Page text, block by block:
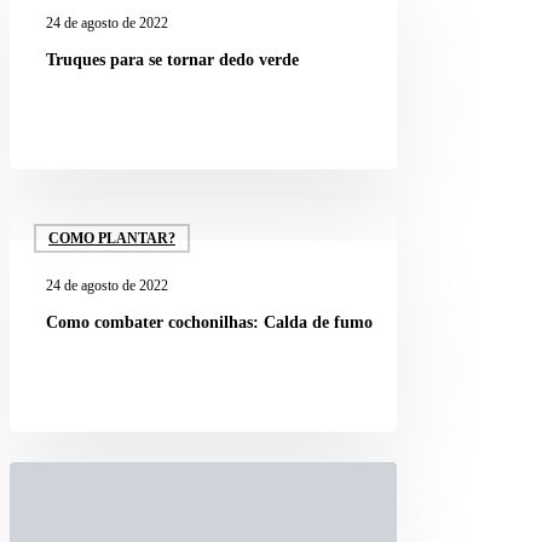
24 de agosto de 2022
Truques para se tornar dedo verde
COMO PLANTAR?
24 de agosto de 2022
Como combater cochonilhas: Calda de fumo